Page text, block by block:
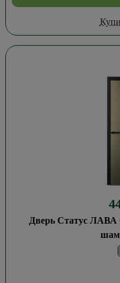
Дверь Статус